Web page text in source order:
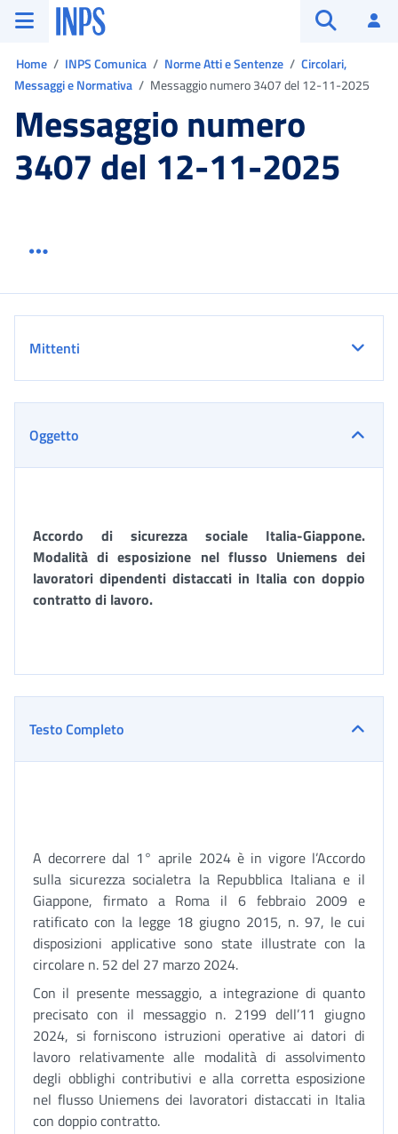
Vai al menu principale
Vai al contenuto principale
Vai al pie' di pagina
INPS ()
Home INPS Comunica Norme Atti e Sentenze
Circolari,
Messaggi e Normativa
Messaggio numero 3407 del 12-11-2025
Messaggio numero
3407 del 12-11-2025
Mittenti
Oggetto
Accordo di sicurezza sociale Italia-Giappone.
Modalità di esposizione nel flusso Uniemens dei
lavoratori dipendenti distaccati in Italia con doppio
contratto di lavoro.
Testo Completo
A decorrere dal 1° aprile 2024 è in vigore l’Accordo
sulla sicurezza socialetra la Repubblica Italiana e il
Giappone, firmato a Roma il 6 febbraio 2009 e
ratificato con la legge 18 giugno 2015, n. 97, le cui
disposizioni applicative sono state illustrate con la
circolare n. 52 del 27 marzo 2024.
Con il presente messaggio, a integrazione di quanto
precisato con il messaggio n. 2199 dell’11 giugno
2024, si forniscono istruzioni operative ai datori di
lavoro relativamente alle modalità di assolvimento
degli obblighi contributivi e alla corretta esposizione
nel flusso Uniemens dei lavoratori distaccati in Italia
con doppio contratto.